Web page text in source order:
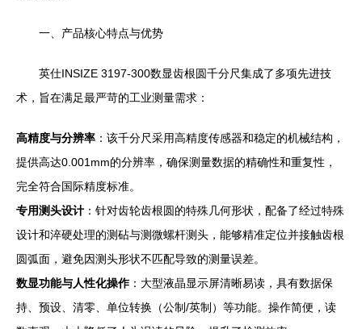
一、产品核心特点与优势
英仕INSIZE 3197-300数显齿根圆千分尺集成了多项先进技
术，旨在满足最严苛的工业测量需求：
高精度与分辨率 ：该千分尺采用高精度传感器和稳定的机械结构，
提供高达0.001mm的分辨率，确保测量数据的精确性和重复性，
完全符合国际精度标准。
专用测头设计 ：针对齿轮齿根圆的特殊几何形状，配备了经过特殊
设计和淬硬处理的测砧与测微螺杆测头，能够精准定位并接触齿根
圆弧面，避免因测头形状不匹配导致的测量误差。
数显功能与人性化操作：大型液晶显示屏清晰易读，具有数据保
持、预设、清零、单位转换（公制/英制）等功能。操作简便，读